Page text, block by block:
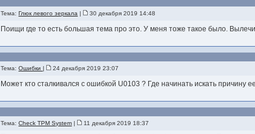
Тема:Глюк левого зеркала | 30 декабря 2019 14:48
Поищи где то есть большая тема про это. У меня тоже такое было.
Тема:Ошибки | 24 декабря 2019 23:07
Может кто сталкивался с ошибкой U0103 ? Где начинать искать причину
Тема:Check TPM System | 11 декабря 2019 18:37